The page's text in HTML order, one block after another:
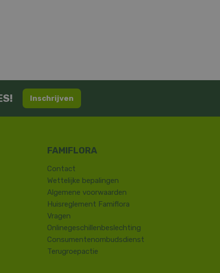
Inschrijven
Contact
​Wettelijke bepalingen
Algemene voorwaarden
Huisreglement Famiflora
Vragen
Onlinegeschillenbeslechting
Consumentenombudsdienst
Terugroepactie